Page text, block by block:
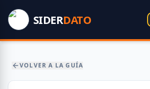
SIDERDATO
VOLVER A LA GUÍA